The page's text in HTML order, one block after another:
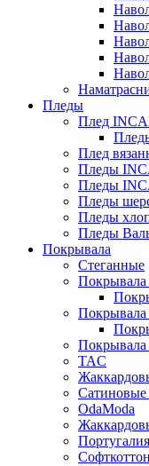
Пледы
Плед
Плед
Пледы
Пледы
Пледы
Пледы
Пледы
Покрывала
Стеганные
Покрывала
Покрывала
Покрывала
TAC
Сатиновые
OdaModa
Португалия